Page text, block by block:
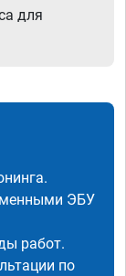
для
ЭБУ
работ.
по